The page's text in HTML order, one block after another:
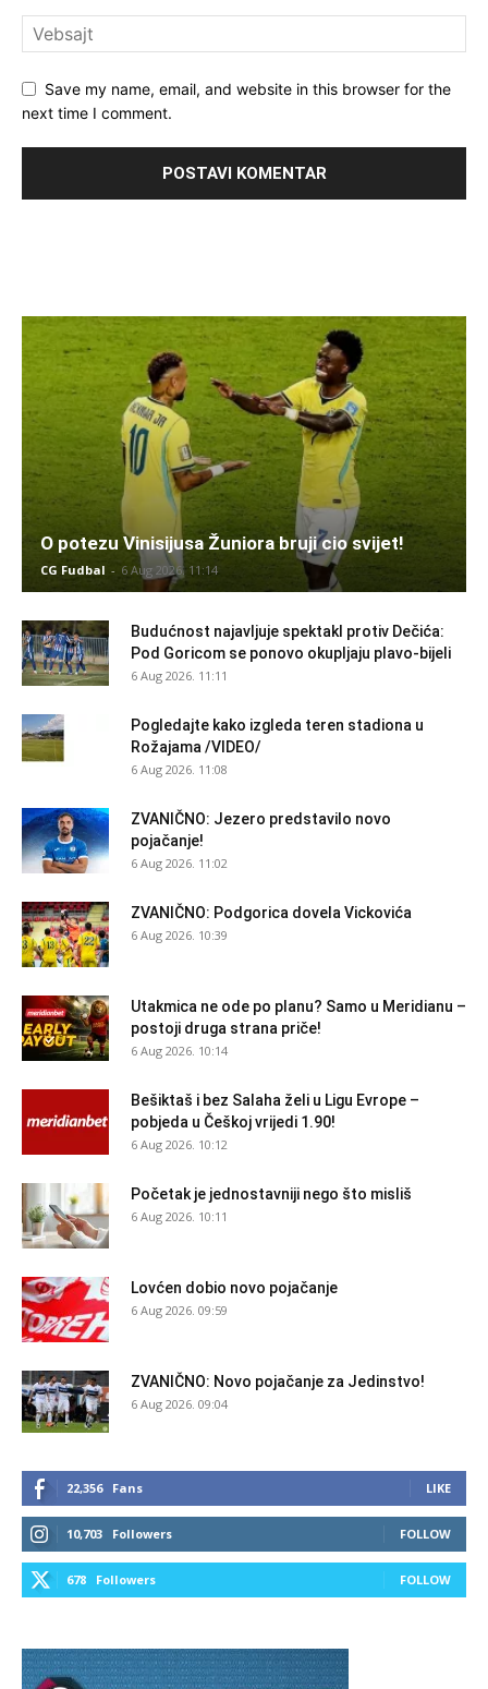
Save my name, email, and website in this browser for the
next time I comment.
O potezu Vinisijusa Žuniora bruji cio svijet!
CG Fudbal - 6 Aug 2026. 11:14
Budućnost najavljuje spektakl protiv Dečića:
Pod Goricom se ponovo okupljaju plavo-bijeli
6 Aug 2026. 11:11
Pogledajte kako izgleda teren stadiona u
Rožajama /VIDEO/
6 Aug 2026. 11:08
ZVANIČNO: Jezero predstavilo novo
pojačanje!
6 Aug 2026. 11:02
ZVANIČNO: Podgorica dovela Vickovića
6 Aug 2026. 10:39
Utakmica ne ode po planu? Samo u Meridianu –
postoji druga strana priče!
6 Aug 2026. 10:14
Bešiktaš i bez Salaha želi u Ligu Evrope –
pobjeda u Češkoj vrijedi 1.90!
6 Aug 2026. 10:12
Početak je jednostavniji nego što misliš
6 Aug 2026. 10:11
Lovćen dobio novo pojačanje
6 Aug 2026. 09:59
ZVANIČNO: Novo pojačanje za Jedinstvo!
6 Aug 2026. 09:04
22,356 Fans LIKE
10,703 Followers FOLLOW
678 Followers FOLLOW